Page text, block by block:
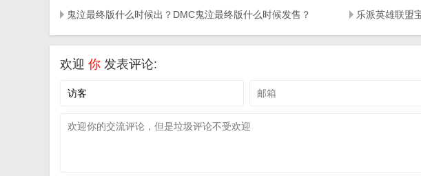
鬼泣最终版什么时候出？DMC鬼泣最终版什么时候发售？
乐派英雄联盟
欢迎 你 发表评论: